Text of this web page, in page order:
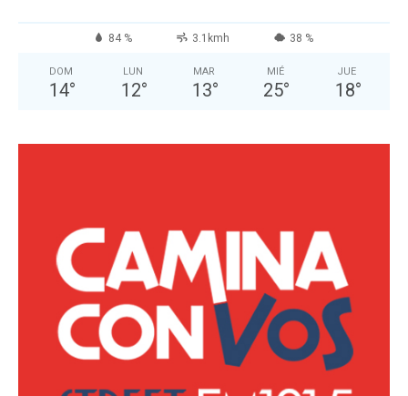
84 % 3.1kmh 38 %
DOM
14°
LUN
12°
MAR
13°
MIÉ
25°
JUE
18°